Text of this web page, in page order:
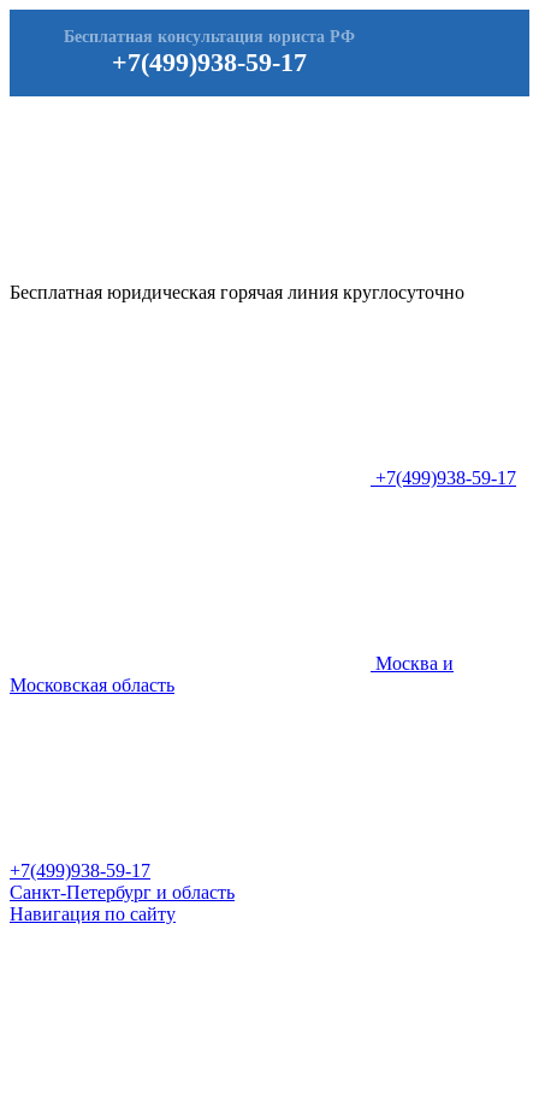
+7(499)938-59-17
Бесплатная консультация юриста РФ
Бесплатная юридическая горячая линия круглосуточно
+7(499)938-59-17
Москва и
Московская область
+7(499)938-59-17
Санкт-Петербург и область
Навигация по сайту